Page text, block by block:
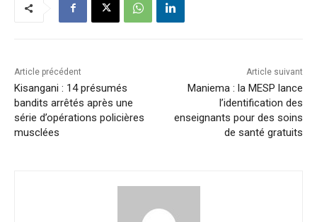
Article précédent
Kisangani : 14 présumés
bandits arrêtés après une
série d’opérations policières
musclées
Article suivant
Maniema : la MESP lance
l’identification des
enseignants pour des soins
de santé gratuits